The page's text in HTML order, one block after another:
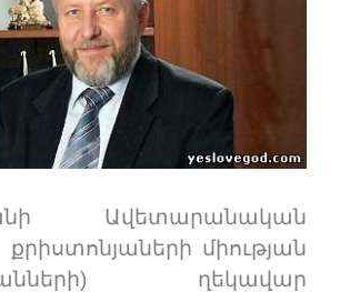
Ավետարանական
միության
ղեկավար